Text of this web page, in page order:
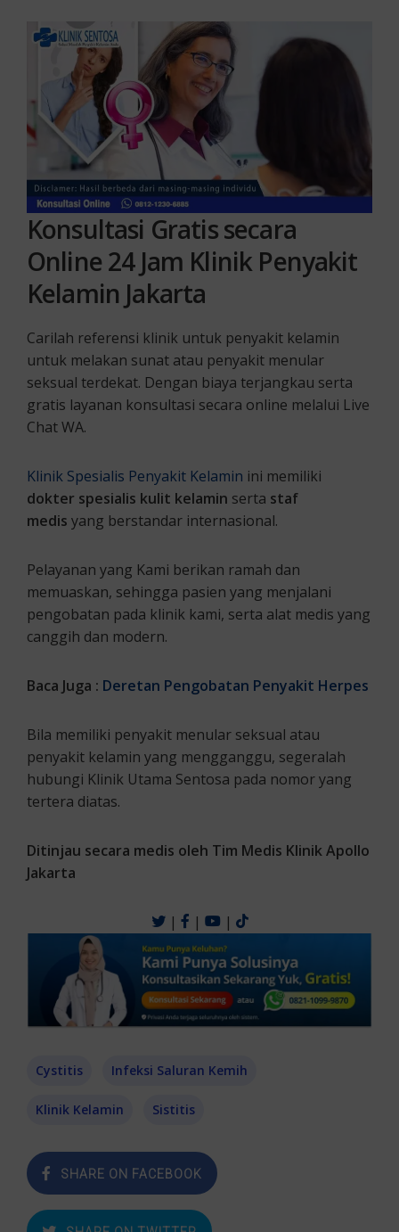
Konsultasi Gratis secara
Online 24 Jam Klinik Penyakit
Kelamin Jakarta
Carilah referensi klinik untuk penyakit kelamin
untuk melakan sunat atau penyakit menular
seksual terdekat. Dengan biaya terjangkau serta
gratis layanan konsultasi secara online melalui Live
Chat WA.
Klinik Spesialis Penyakit Kelamin ini memiliki
dokter spesialis kulit kelamin serta staf
medis yang berstandar internasional.
Pelayanan yang Kami berikan ramah dan
memuaskan, sehingga pasien yang menjalani
pengobatan pada klinik kami, serta alat medis yang
canggih dan modern.
Baca Juga : Deretan Pengobatan Penyakit Herpes
Bila memiliki penyakit menular seksual atau
penyakit kelamin yang mengganggu, segeralah
hubungi Klinik Utama Sentosa pada nomor yang
tertera diatas.
Ditinjau secara medis oleh Tim Medis Klinik Apollo
Jakarta
| | |
Cystitis Infeksi Saluran Kemih
Klinik Kelamin Sistitis
SHARE ON FACEBOOK